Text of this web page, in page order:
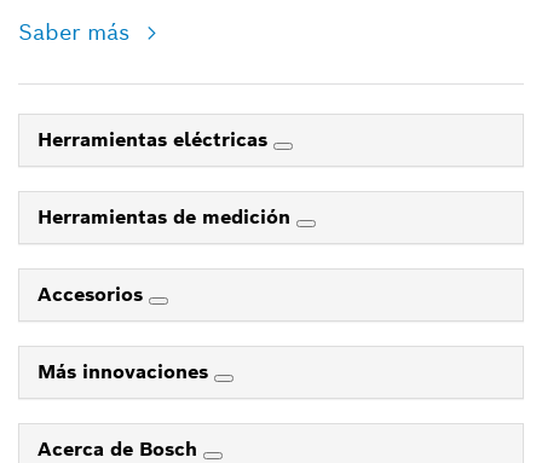
Saber más
Herramientas eléctricas
Herramientas de medición
Accesorios
Más innovaciones
Acerca de Bosch